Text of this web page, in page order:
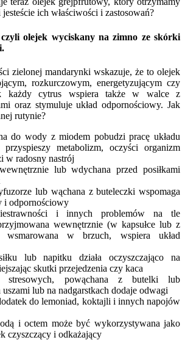
ich właściwości i zastosowań?
olejek wyciskany na zimno ze skórki
zielonej mandarynki wskazuje, że to olejek
rozkurczowym, energetyzującym czy
każdy cytrus wspiera także w walce z
oraz stymuluje układ odpornościowy. Jak
rutynie?
do wody z miodem pobudzi pracę układu
przyspieszy metabolizm, oczyści organizm
w radosny nastrój
lub wdychana przed posiłkami
lub wąchana z buteleczki wspomaga
i odpornościowy
i innych problemów na tle
wewnętrznie (w kapsułce lub z
wsmarowana w brzuch, wspiera układ
lub napitku działa oczyszczająco na
skutki przejedzenia czy kaca
stresowych, powąchana z butelki lub
uszami lub na nadgarstkach dodaje odwagi
do lemoniad, koktajli i innych napojów
i octem może być wykorzystywana jako
czyszczący i odkażający